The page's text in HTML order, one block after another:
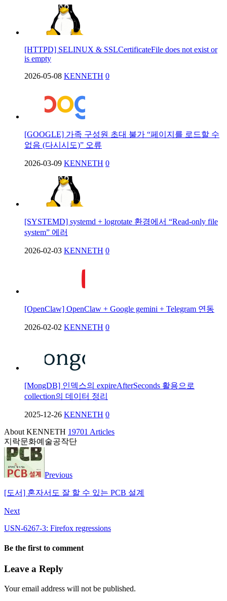
[HTTPD] SELINUX & SSLCertificateFile does not exist or
is empty
2026-05-08 KENNETH 0
[GOOGLE] 가족 구성원 초대 불가 “페이지를 로드할 수
없음 (다시시도)” 오류
2026-03-09 KENNETH 0
[SYSTEMD] systemd + logrotate 환경에서 “Read-only file
system” 에러
2026-02-03 KENNETH 0
[OpenClaw] OpenClaw + Google gemini + Telegram 연동
2026-02-02 KENNETH 0
[MongDB] 인덱스의 expireAfterSeconds 활용으로
collection의 데이터 정리
2025-12-26 KENNETH 0
About KENNETH 19701 Articles
지락문화예술공작단
Previous
[도서] 혼자서도 잘 할 수 있는 PCB 설계
Next
USN-6267-3: Firefox regressions
Be the first to comment
Leave a Reply
Your email address will not be published.